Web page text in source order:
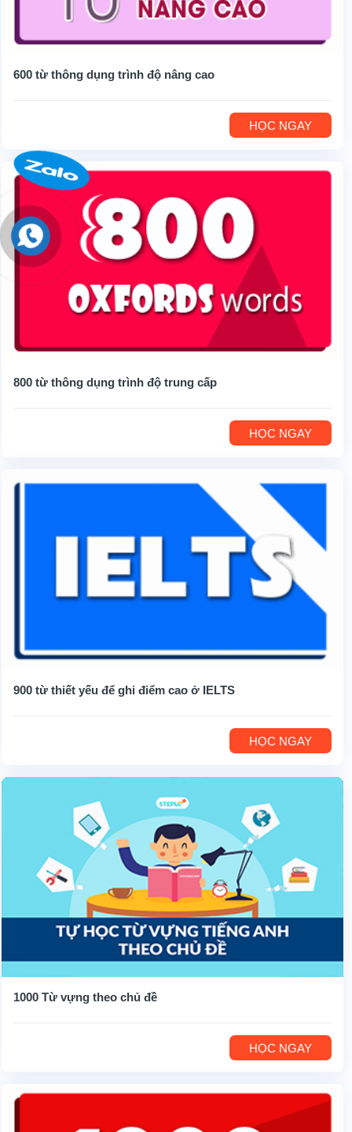
600 từ thông dụng trình độ nâng cao
HỌC NGAY
800 từ thông dụng trình độ trung cấp
HỌC NGAY
900 từ thiết yếu để ghi điểm cao ở IELTS
HỌC NGAY
1000 Từ vựng theo chủ đề
HỌC NGAY